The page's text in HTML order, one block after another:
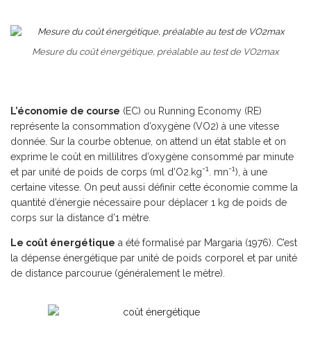
Mesure du coût énergétique, préalable au test de VO2max
L’économie de course (EC) ou Running Economy (RE)
représente la consommation d’oxygène (VO2) à une vitesse
donnée. Sur la courbe obtenue, on attend un état stable et on
exprime le coût en millilitres d’oxygène consommé par minute
et par unité de poids de corps (ml d’O2.kg-1 . mn-1), à une
certaine vitesse. On peut aussi définir cette économie comme la
quantité d’énergie nécessaire pour déplacer 1 kg de poids de
corps sur la distance d’1 mètre.
Le coût énergétique a été formalisé par Margaria (1976). C’est
la dépense énergétique par unité de poids corporel et par unité
de distance parcourue (généralement le mètre).